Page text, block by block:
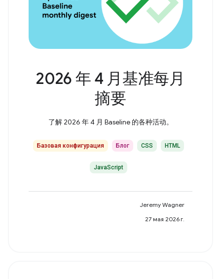
2026 年 4 月基准每月
摘要
了解 2026 年 4 月 Baseline 的各种活动。
Базовая конфигурация Блог CSS HTML
JavaScript
Jeremy Wagner
27 мая 2026 г.